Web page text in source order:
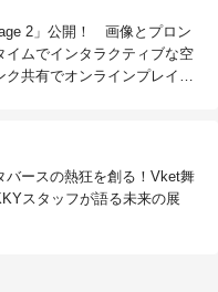
2」公開！ 画像とプロン
イムでインタラクティブな空
共有でオンラインプレイが
バースの熱狂を創る！Vket舞
スタッフが語る未来の展